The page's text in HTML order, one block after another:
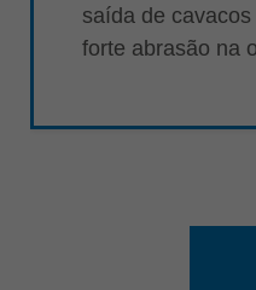
saída de
forte abrasão na